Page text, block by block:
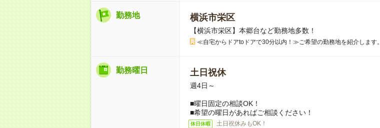
勤務地 横浜市栄区
【横浜市栄区】本郷台など勤務地多数！
≪自宅からドアtoドアで30分以内！≫ご希望の勤務地を紹介します。
勤務曜日 土日祝休
週4日～
■曜日固定の相談OK！
■希望の曜日があればご相談ください！
休日休暇
土日祝休みもOK！